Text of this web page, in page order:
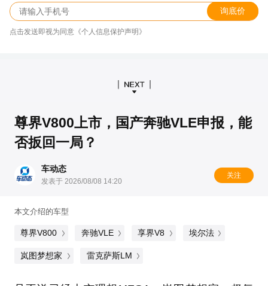
询底价
点击发送即视为同意《个人信息保护声明》
尊界V800上市，国产奔驰VLE申报，能
否扳回一局？
车动态
发表于 2026/08/08 14:20
关注
本文介绍的车型
尊界V800 奔驰VLE 享界V8 埃尔法
岚图梦想家 雷克萨斯LM